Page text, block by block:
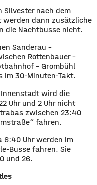
Silvester nach dem
werden dann zusätzliche
die Nachtbusse nicht.
Sanderau –
Rottenbauer –
– Grombühl
im 30-Minuten-Takt.
Innenstadt wird die
Uhr und 2 Uhr nicht
zwischen 23:40
fahren.
6:40 Uhr werden im
Busse fahren. Sie
und 26.